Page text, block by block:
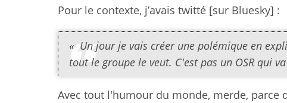
Pour le contexte, j’avais twitté [sur Bluesky] :
« Un jour je vais créer une polémique en
tout le groupe le veut. C'est pas un OSR qui
Avec tout l'humour du monde, merde, parce